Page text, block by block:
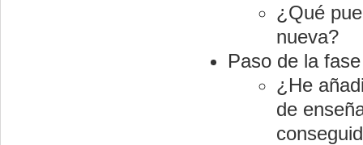
¿Qué
nueva?
Paso de la
¿He
de